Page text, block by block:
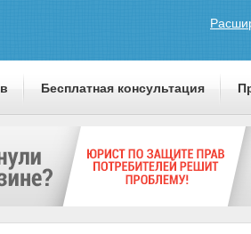
Бесплатная консультация